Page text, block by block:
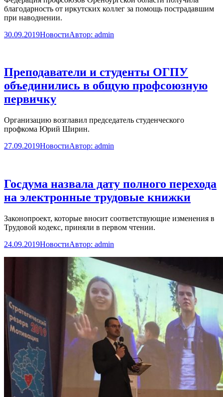
благодарность от иркутских коллег за помощь пострадавшим
при наводнении.
30.09.2019НовостиАвтор: admin
Преподаватели и студенты ОГПУ
объединились в общую профсоюзную
первичку
Организацию возглавил председатель студенческого
профкома Юрий Ширин.
27.09.2019НовостиАвтор: admin
Госдума назвала дату полного перехода
на электронные трудовые книжки
Законопроект, которые вносит соответствующие изменения в
Трудовой кодекс, приняли в первом чтении.
24.09.2019НовостиАвтор: admin